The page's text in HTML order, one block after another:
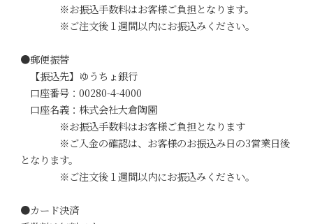
※お振込手数料はお客様ご負担となります。
※ご注文後１週間以内にお振込みください。
●郵便振替
【振込先】ゆうちょ銀行
口座番号：00280-4-4000
口座名義：株式会社大倉陶園
※お振込手数料はお客様ご負担となります
※ご入金の確認は、お客様のお振込み日の3営業日後
となります。
※ご注文後１週間以内にお振込みください。
●カード決済